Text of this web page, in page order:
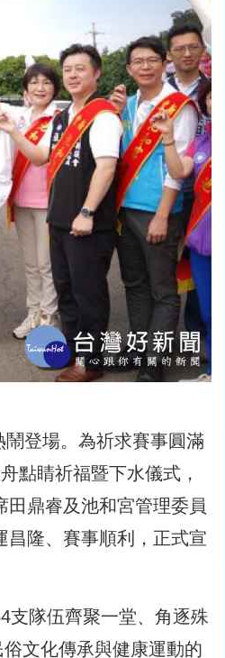
登場。為祈求賽事圓滿
點睛祈福暨下水儀式，
鼎睿及池和宮管理委員
昌隆、賽事順利，正式宣
支隊伍齊聚一堂、角逐殊
文化傳承與健康運動的